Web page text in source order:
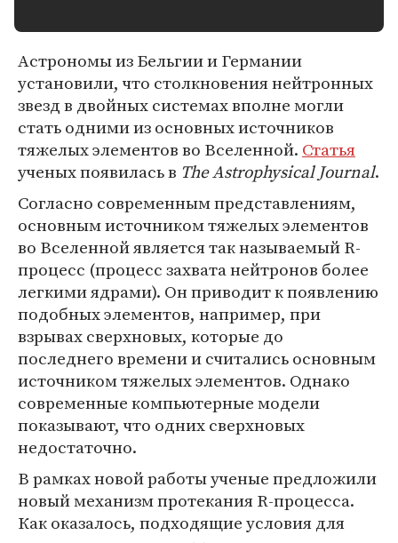
Астрономы из Бельгии и Германии
установили, что столкновения нейтронных
звезд в двойных системах вполне могли
стать одними из основных источников
тяжелых элементов во Вселенной. Статья
ученых появилась в The Astrophysical Journal.
Согласно современным представлениям,
основным источником тяжелых элементов
во Вселенной является так называемый R-
процесс (процесс захвата нейтронов более
легкими ядрами). Он приводит к появлению
подобных элементов, например, при
взрывах сверхновых, которые до
последнего времени и считались основным
источником тяжелых элементов. Однако
современные компьютерные модели
показывают, что одних сверхновых
недостаточно.
В рамках новой работы ученые предложили
новый механизм протекания R-процесса.
Как оказалось, подходящие условия для